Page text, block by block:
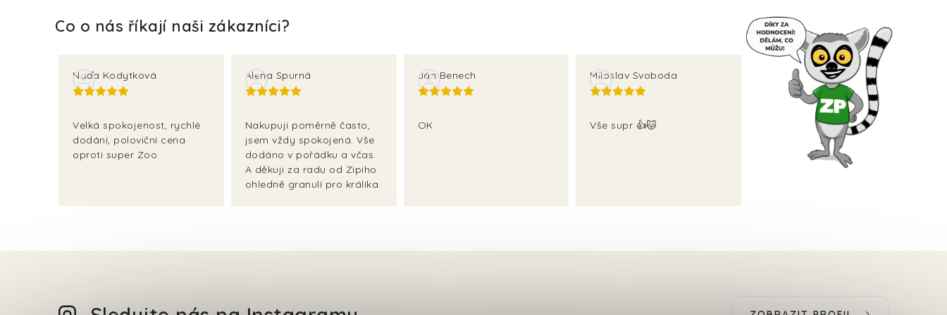
Naďa Kodytková
Velká spokojenost, rychlé
dodání, poloviční cena
oproti super Zoo.
Alena Spurná
Nakupuji poměrně často,
jsem vždy spokojená. Vše
dodáno v pořádku a včas.
A děkuji za radu od Zipiho
ohledně granulí pro králíka.
Ján Benech
OK
Miloslav Svoboda
Vše supr 👍🐱